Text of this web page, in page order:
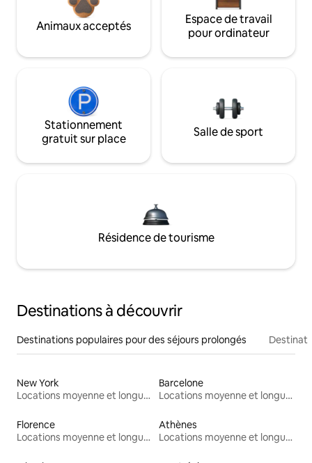
Animaux acceptés
Espace de travail
pour ordinateur
Stationnement
gratuit sur place
Salle de sport
Résidence de tourisme
Destinations à découvrir
Destinations populaires pour des séjours prolongés
New York
Locations moyenne et longue durée
Barcelone
Locations moyenne et longue durée
Florence
Locations moyenne et longue durée
Athènes
Locations moyenne et longue durée